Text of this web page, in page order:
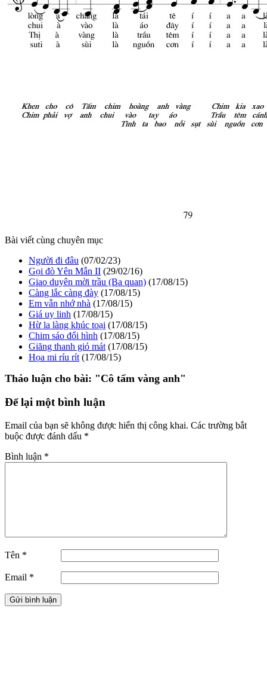
Bài viết cùng chuyên mục
Người đi đâu (07/02/23)
Gọi đò Yên Mẫn II (29/02/16)
Giao duyên mời trầu (Ba quan) (17/08/15)
Càng lắc càng đày (17/08/15)
Em vẫn nhớ nhà (17/08/15)
Giá uy linh (17/08/15)
Hừ la làng khúc toại (17/08/15)
Chim sáo đổi hình (17/08/15)
Giăng thanh gió mát (17/08/15)
Họa mi ríu rít (17/08/15)
Thảo luận cho bài: "Cô tấm vàng anh"
Để lại một bình luận
Email của bạn sẽ không được hiển thị công khai. Các trường bắt
buộc được đánh dấu *
Bình luận *
Tên *
Email *